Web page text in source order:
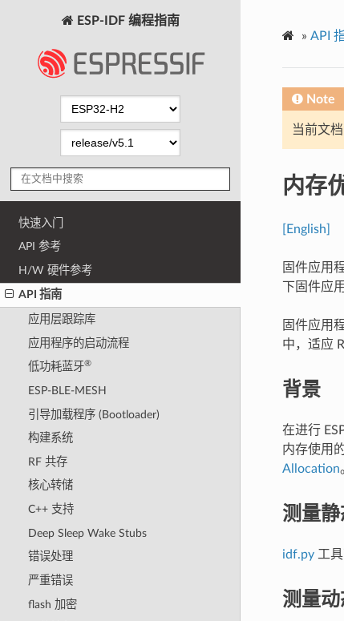
ESP-IDF 编程指南
快速入门
API 参考
H/W 硬件参考
API 指南
应用层跟踪库
应用程序的启动流程
低功耗蓝牙®
ESP-BLE-MESH
引导加载程序 (Bootloader)
构建系统
RF 共存
核心转储
C++ 支持
Deep Sleep Wake Stubs
错误处理
严重错误
flash 加密
» API
Note
当前文
内存
[English]
固件应用
下固件应
固件应用
中，适应
背景
在进行
内存使用
Allocation
测量
idf.py工具
测量